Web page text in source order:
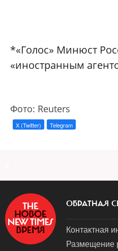
*«Голос» Минюст
«иностранным
Фото: Reuters
X (Twitter) Telegram
ОБРАТНАЯ
Контактная
Размещение